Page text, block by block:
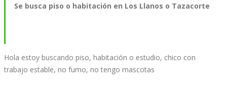
Se busca piso o habitación en Los Llanos o Tazacorte
Hola estoy buscando piso, habitación o estudio, chico con
trabajo estable, no fumo, no tengo mascotas